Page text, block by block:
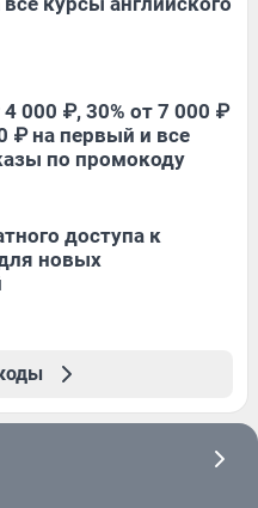
000 ₽, 30% от 7 000 ₽
₽ на первый и все
по промокоду
доступа к
новых